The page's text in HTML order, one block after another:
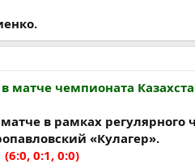
матче чемпионата
в рамках регулярного
«Кулагер».
(6:0, 0:1, 0:0)